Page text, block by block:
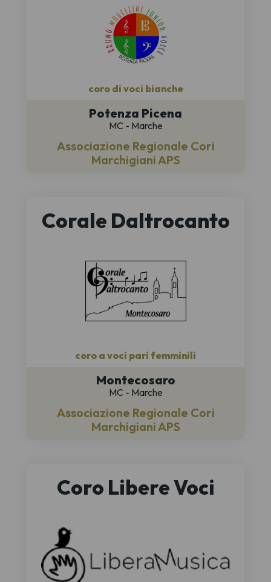
coro di voci bianche
Potenza Picena
MC - Marche
Associazione Regionale Cori
Marchigiani APS
Corale Daltrocanto
coro a voci pari femminili
Montecosaro
MC - Marche
Associazione Regionale Cori
Marchigiani APS
Coro Libere Voci